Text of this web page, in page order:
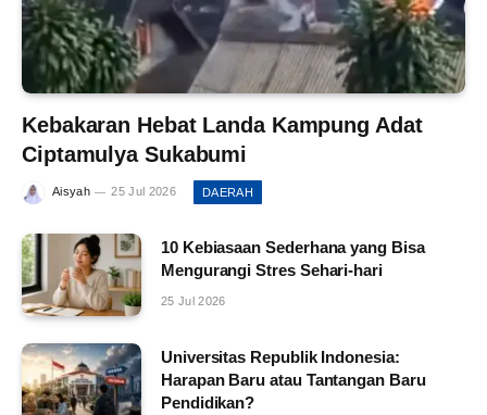
Kebakaran Hebat Landa Kampung Adat
Ciptamulya Sukabumi
Aisyah 25 Jul 2026 DAERAH
10 Kebiasaan Sederhana yang Bisa
Mengurangi Stres Sehari-hari
25 Jul 2026
Universitas Republik Indonesia:
Harapan Baru atau Tantangan Baru
Pendidikan?